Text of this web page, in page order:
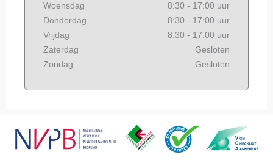
Woensdag
8:30 - 17:00 uur
Donderdag
8:30 - 17:00 uur
Vrijdag
8:30 - 17:00 uur
Zaterdag
Gesloten
Zondag
Gesloten